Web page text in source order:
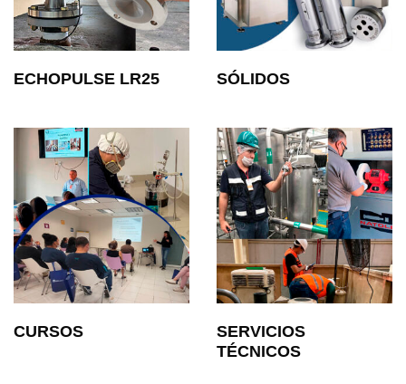
ECHOPULSE LR25 SÓLIDOS
CURSOS
SERVICIOS
TÉCNICOS